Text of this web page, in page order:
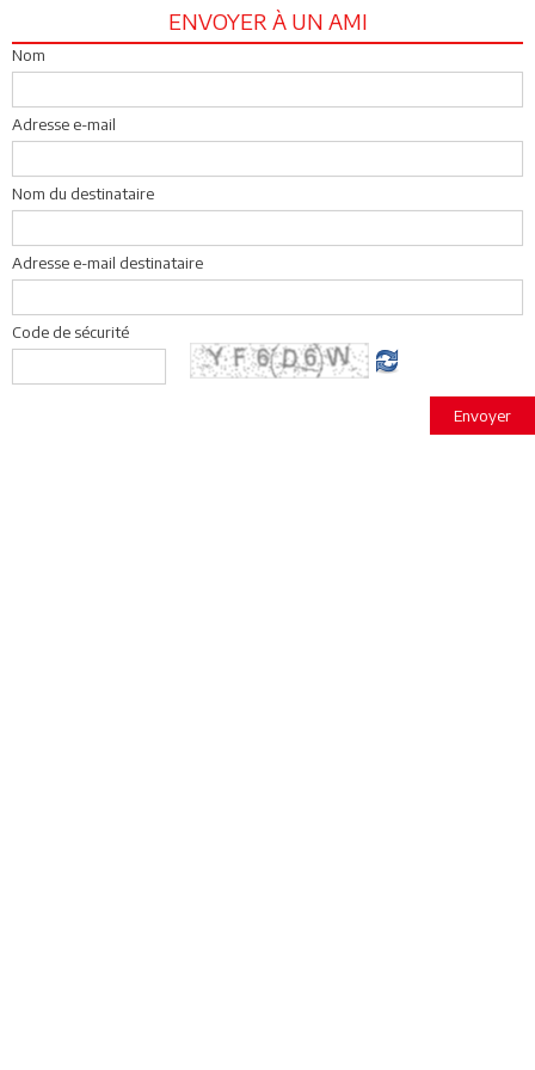
ENVOYER À UN AMI
Nom
Adresse e-mail
Nom du destinataire
Adresse e-mail destinataire
Code de sécurité
Envoyer